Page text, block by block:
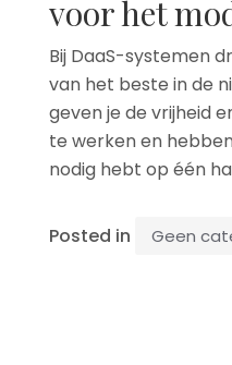
voor het
Bij DaaS-systemen
van het beste in de
geven je de vrijheid
te werken en
nodig hebt op één
Posted in Geen